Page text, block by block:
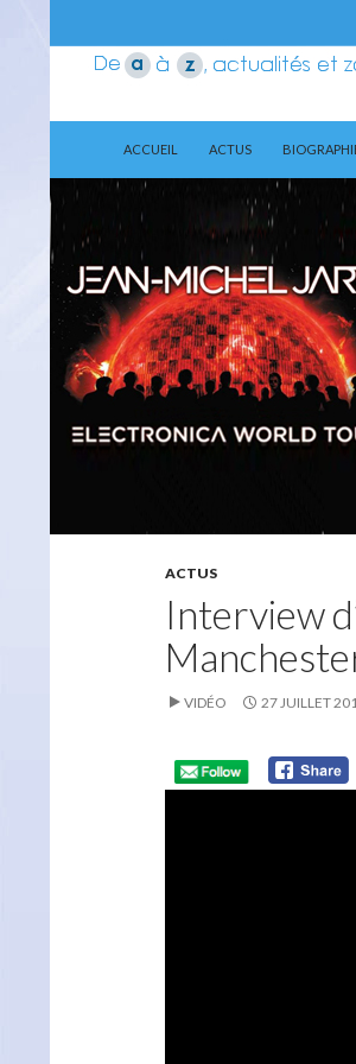
Aerozone JMJ
ACCUEIL
ACTUS
ACTUS
Interview
VIDÉO 27 JUILLET